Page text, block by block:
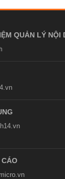
QUẢN LÝ NỘI
CÁO